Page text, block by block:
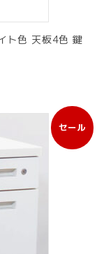
ト色 天板4色 鍵
セール
販
売